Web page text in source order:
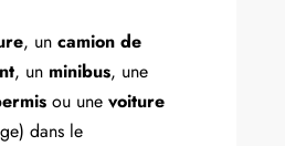
, un camion de
, un minibus, une
ou une voiture
dans le